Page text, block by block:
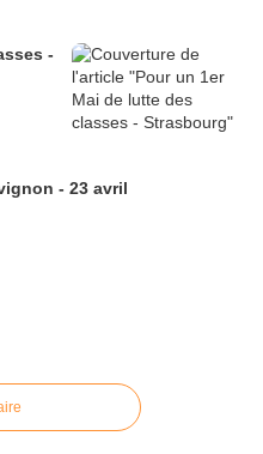
-
- 23 avril